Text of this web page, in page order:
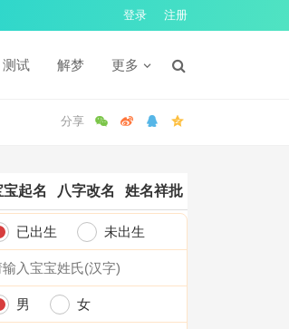
登录 注册
测试 解梦 更多
宝起名 八字改名 姓名祥批
已出生 未出生
男 女